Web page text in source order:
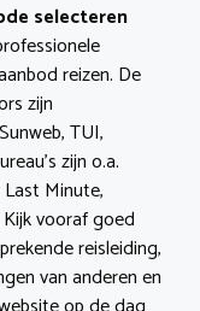
selecteren
reizen. De
zijn
TUI,
zijn o.a.
Minute,
vooraf goed
reisleiding,
van anderen en